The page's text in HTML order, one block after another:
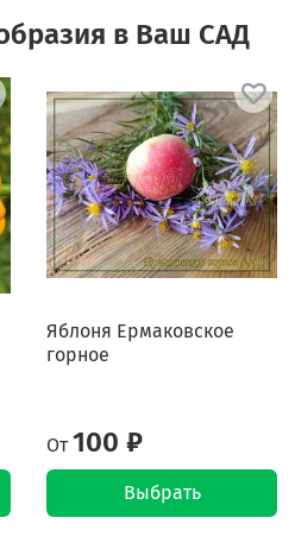
в Ваш САД
Яблоня Ермаковское
горное
От 100 ₽
Выбрать